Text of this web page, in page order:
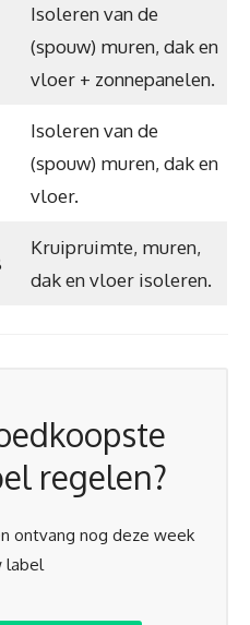
Isoleren van de
(spouw) muren, dak en
vloer + zonnepanelen.
Isoleren van de
(spouw) muren, dak en
vloer.
Kruipruimte, muren,
dak en vloer isoleren.
regelen?
ontvang nog deze week
label